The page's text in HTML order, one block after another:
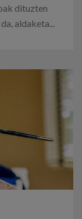
dituzten
aldaketa...